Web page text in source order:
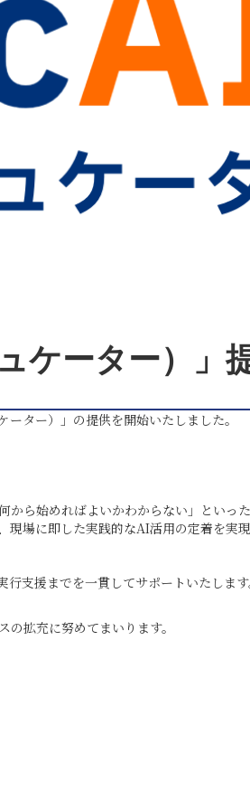
ケーター）」
ター）」の提供を開始いたしました。
ら始めればよいかわからない」といっ
場に即した実践的なAI活用の定着を実現
支援までを一貫してサポートいたしま
拡充に努めてまいります。